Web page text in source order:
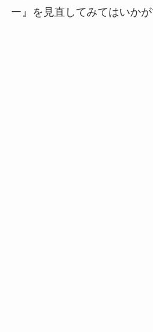
ー』を見直してみてはいか